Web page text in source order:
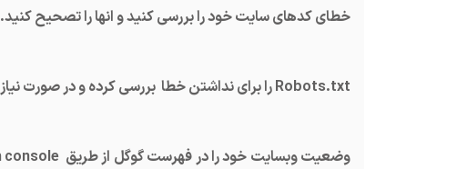
خطای کدهای سایت خود را بررسی کنید و انها را تصحیح کنید.
Robots.txt را برای نداشتن خطا بررسی کرده و در صورت نیاز ان را بهینه سازی کنید.